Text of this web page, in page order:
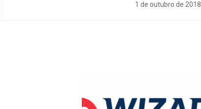
1 de outubro de 2018